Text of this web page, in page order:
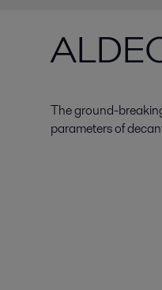
The ground-
parameters of